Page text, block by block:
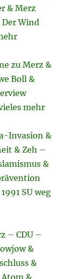
& Merz
Wind
zu Merz &
Boll &
mehr
Invasion &
& Zeh –
&
SU weg
– CDU –
&
&